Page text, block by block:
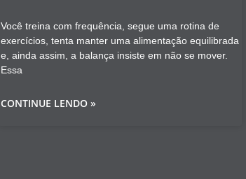
Você treina com frequência, segue uma rotina de
exercícios, tenta manter uma alimentação equilibrada
e, ainda assim, a balança insiste em não se mover.
Essa
CONTINUE LENDO »